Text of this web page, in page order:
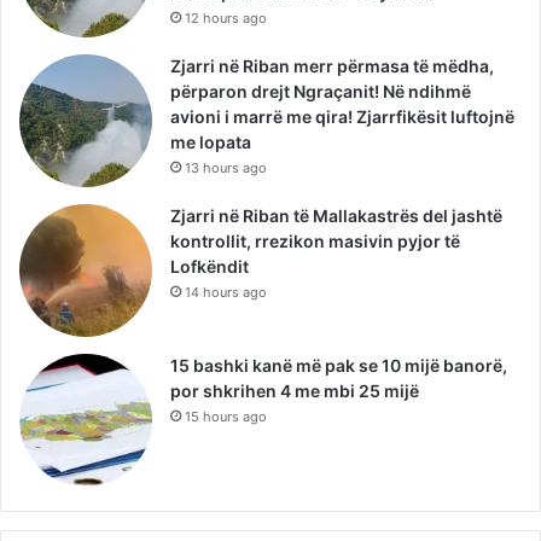
12 hours ago
Zjarri në Riban merr përmasa të mëdha,
përparon drejt Ngraçanit! Në ndihmë
avioni i marrë me qira! Zjarrfikësit luftojnë
me lopata
13 hours ago
Zjarri në Riban të Mallakastrës del jashtë
kontrollit, rrezikon masivin pyjor të
Lofkëndit
14 hours ago
15 bashki kanë më pak se 10 mijë banorë,
por shkrihen 4 me mbi 25 mijë
15 hours ago